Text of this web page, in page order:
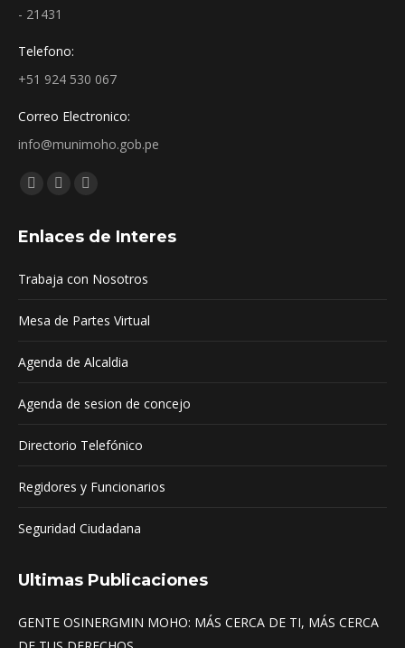
- 21431
Telefono:
+51 924 530 067
Correo Electronico:
info@munimoho.gob.pe
Encuéntranos en:
Facebook
opens
new
YouTube
opens
new
Mail
opens
new
Enlaces de Interes
Trabaja con Nosotros
Mesa de Partes Virtual
Agenda de Alcaldia
Agenda de sesion de concejo
Directorio Telefónico
Regidores y Funcionarios
Seguridad Ciudadana
Ultimas Publicaciones
GENTE OSINERGMIN MOHO: MÁS CERCA DE TI, MÁS CERCA